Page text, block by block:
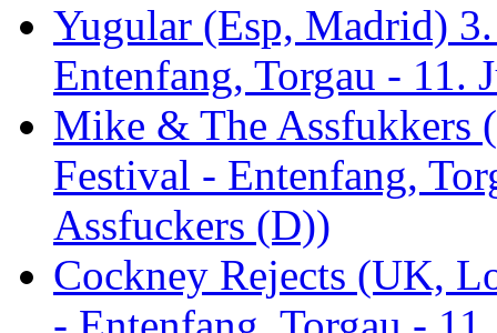
Yugular (Esp, Madrid)
Entenfang, Torgau - 11.
Mike & The Assfukkers
Festival - Entenfang,
Assfuckers (D))
Cockney Rejects (UK,